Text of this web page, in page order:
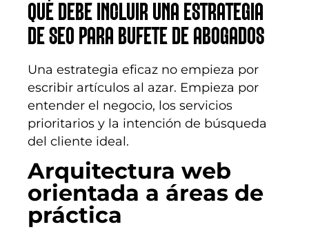
QUÉ DEBE INCLUIR UNA ESTRATEGIA
DE SEO PARA BUFETE DE ABOGADOS
Una estrategia eficaz no empieza por
escribir artículos al azar. Empieza por
entender el negocio, los servicios
prioritarios y la intención de búsqueda
del cliente ideal.
Arquitectura web
orientada a áreas de
práctica